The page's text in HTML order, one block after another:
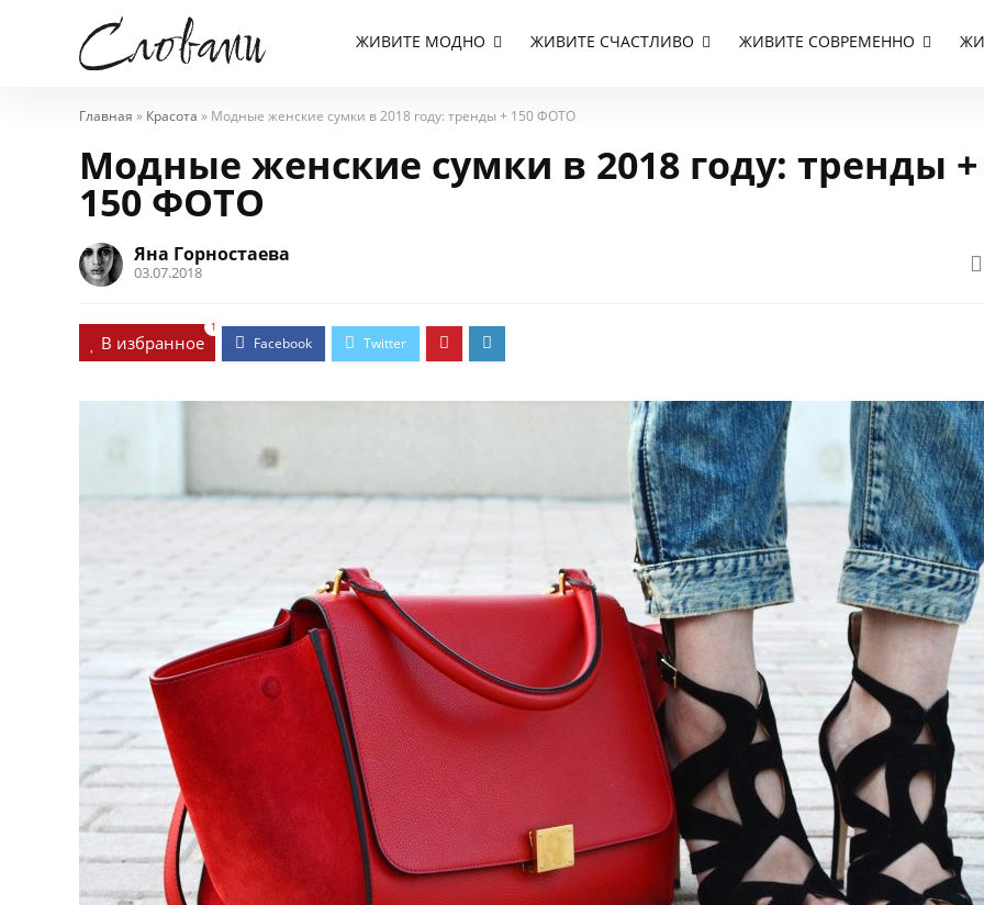
ЖИВИТЕ МОДНО ЖИВИТЕ СЧАСТЛИВО ЖИВИТЕ СОВРЕМЕННО
Главная » Красота » Модные женские сумки в 2018 году: тренды + 150 ФОТО
Модные женские сумки в 2018 году: тренды +
150 ФОТО
Яна Горностаева
03.07.2018
В избранное
1